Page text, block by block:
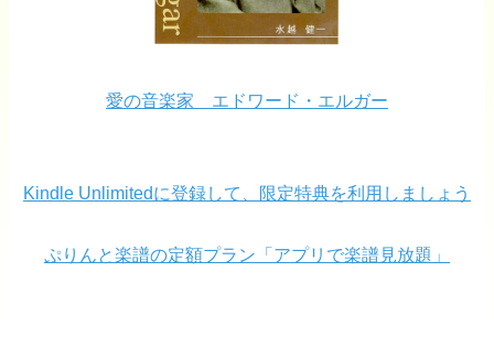
愛の音楽家 エドワード・エルガー
Kindle Unlimitedに登録して、限定特典を利用しましょう
ぷりんと楽譜の定額プラン「アプリで楽譜見放題」